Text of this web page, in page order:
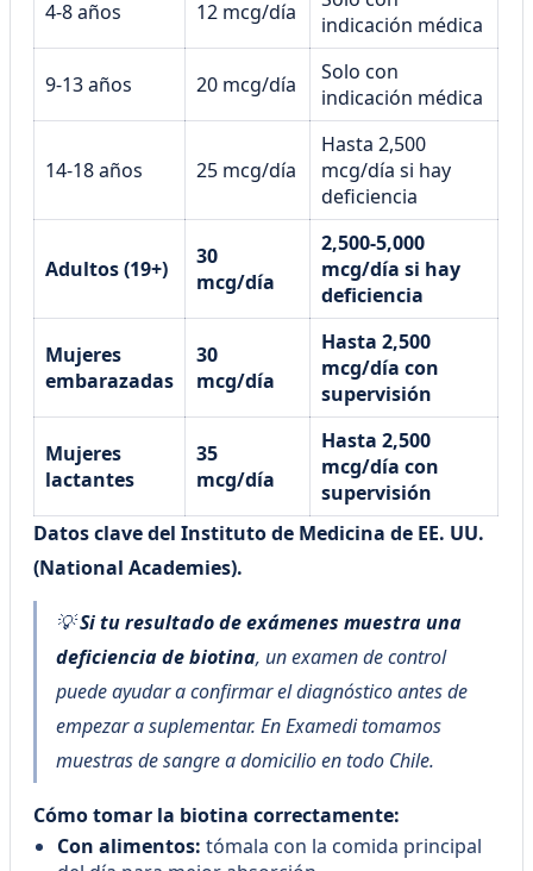
4-8 años 12 mcg/día
indicación médica
9-13 años 20 mcg/día
Solo con
indicación médica
14-18 años 25 mcg/día
Hasta 2,500
mcg/día si hay
deficiencia
Adultos (19+)
30
mcg/día
2,500-5,000
mcg/día si hay
deficiencia
Mujeres
embarazadas
30
mcg/día
Hasta 2,500
mcg/día con
supervisión
Mujeres
lactantes
35
mcg/día
Hasta 2,500
mcg/día con
supervisión
Datos clave del Instituto de Medicina de EE. UU.
(National Academies).
💡Si tu resultado de exámenes muestra una
deficiencia de biotina, un examen de control
puede ayudar a confirmar el diagnóstico antes de
empezar a suplementar. En Examedi tomamos
muestras de sangre a domicilio en todo Chile.
Cómo tomar la biotina correctamente:
Con alimentos: tómala con la comida principal